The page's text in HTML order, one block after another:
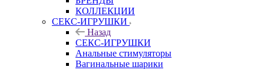
КОЛЛЕКЦИИ
СЕКС-ИГРУШКИ
Назад
СЕКС-ИГРУШКИ
Анальные стимуляторы
Вагинальные шарики